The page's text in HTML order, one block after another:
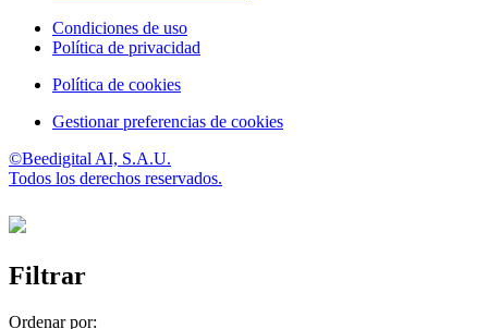
Condiciones de uso
Política de privacidad
Política de cookies
Gestionar preferencias de cookies
©Beedigital AI, S.A.U.
Todos los derechos reservados.
Filtrar
Ordenar por: